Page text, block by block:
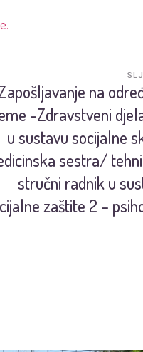
na
-Zdravstveni
u sustavu socijalne
sestra/
stručni radnik u
zaštite 2 –